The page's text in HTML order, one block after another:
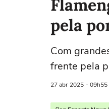
pela
Com
frente pela
27 abr 2025 - 09h55